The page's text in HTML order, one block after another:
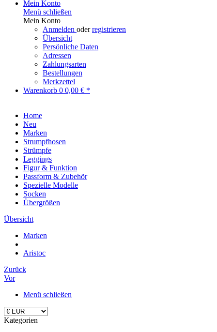
Mein Konto
Menü schließen
Mein Konto
Anmelden oderregistrieren
Übersicht
Persönliche Daten
Adressen
Zahlungsarten
Bestellungen
Merkzettel
Warenkorb 0 0,00 € *
Home
Neu
Marken
Strumpfhosen
Strümpfe
Leggings
Figur & Funktion
Passform & Zubehör
Spezielle Modelle
Socken
Übergrößen
Übersicht
Marken
Aristoc
Zurück
Vor
Menü schließen
Kategorien